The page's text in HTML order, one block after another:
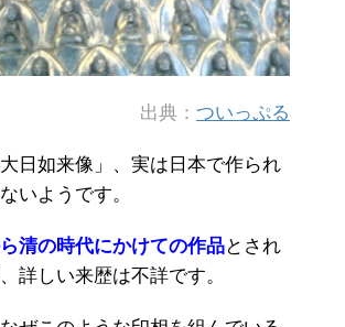
出典： ついっぷる
日如来像」、実は日本で作られ
いようです。
清の時代にかけての作品とされ
詳しい来歴は不詳です。